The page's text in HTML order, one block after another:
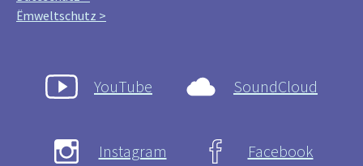
Ëmweltschutz >
YouTube SoundCloud
Instagram Facebook